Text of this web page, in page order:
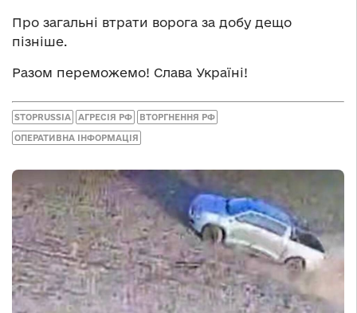
Про загальні втрати ворога за добу дещо
пізніше.
Разом переможемо! Слава Україні!
STOPRUSSIA АГРЕСІЯ РФ ВТОРГНЕННЯ РФ
ОПЕРАТИВНА ІНФОРМАЦІЯ